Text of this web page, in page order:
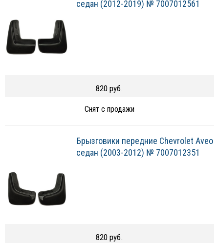
седан (2012-2019) № 7007012561
820 руб.
Снят с продажи
Брызговики передние Chevrolet Aveo
седан (2003-2012) № 7007012351
820 руб.